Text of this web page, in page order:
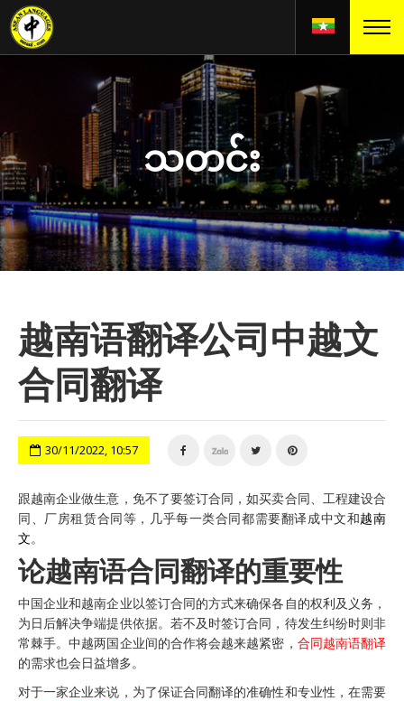
သတင်း
越南语翻译公司中越文
合同翻译
30/11/2022, 10:57
跟越南企业做生意，免不了要签订合同，如买卖合同、工程建设合
同、厂房租赁合同等，几乎每一类合同都需要翻译成中文和越南
文。
论越南语合同翻译的重要性
中国企业和越南企业以签订合同的方式来确保各自的权利及义务，
为日后解决争端提供依据。若不及时签订合同，待发生纠纷时则非
常棘手。中越两国企业间的合作将会越来越紧密， 合同越南语翻译
的需求也会日益增多。
对于一家企业来说，为了保证合同翻译的准确性和专业性，在需要